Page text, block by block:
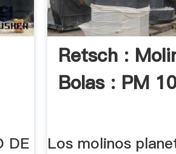
DE
Retsch :
Bolas : PM
Los molinos